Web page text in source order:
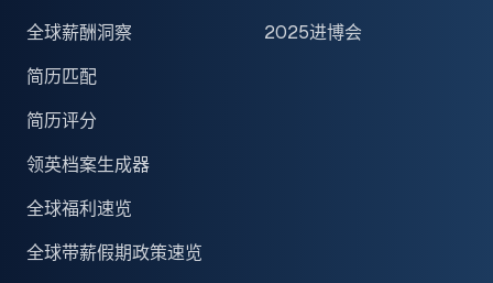
全球薪酬洞察
简历匹配
简历评分
领英档案生成器
全球福利速览
全球带薪假期政策速览
2025进博会